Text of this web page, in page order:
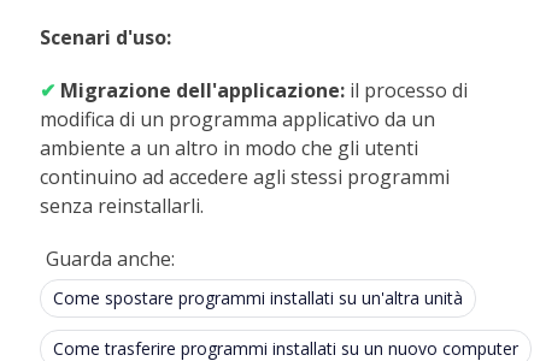
Scenari d'uso:
✔ Migrazione dell'applicazione: il processo di
modifica di un programma applicativo da un
ambiente a un altro in modo che gli utenti
continuino ad accedere agli stessi programmi
senza reinstallarli.
Guarda anche:
Come spostare programmi installati su un'altra unità
Come trasferire programmi installati su un nuovo computer